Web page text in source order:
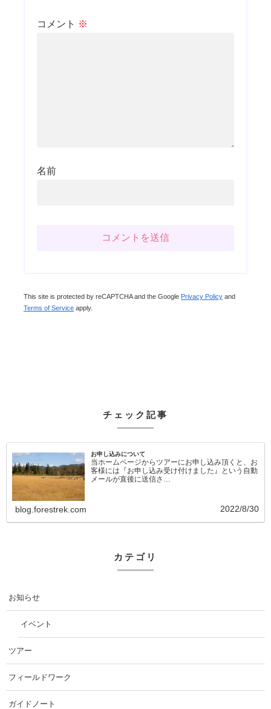
コメント ※
名前
This site is protected by reCAPTCHA and the Google Privacy Policy and
Terms of Service apply.
チェック記事
お申し込みについて
当ホームページからツアーにお申し込み頂くと、お
客様には『お申し込み受け付けました』という自動
メールが直後に送信さ…
blog.forestrek.com 2022/8/30
カテゴリ
お知らせ
イベント
ツアー
フィールドワーク
ガイドノート